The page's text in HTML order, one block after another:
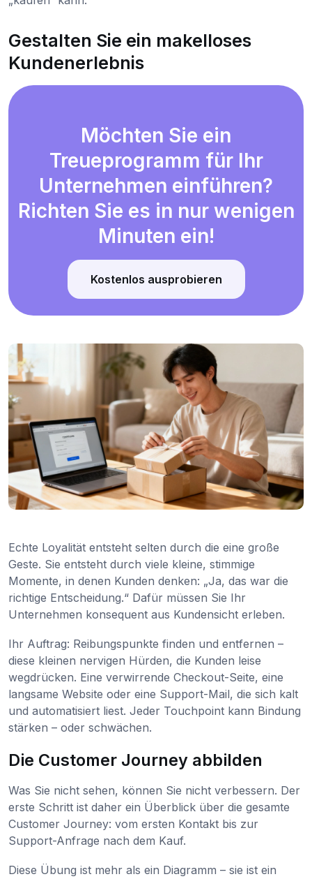
Gestalten Sie ein makelloses
Kundenerlebnis
Möchten Sie ein
Treueprogramm für Ihr
Unternehmen einführen?
Richten Sie es in nur wenigen
Minuten ein!
Kostenlos ausprobieren
Echte Loyalität entsteht selten durch die eine große
Geste. Sie entsteht durch viele kleine, stimmige
Momente, in denen Kunden denken: „Ja, das war die
richtige Entscheidung.“ Dafür müssen Sie Ihr
Unternehmen konsequent aus Kundensicht erleben.
Ihr Auftrag: Reibungspunkte finden und entfernen –
diese kleinen nervigen Hürden, die Kunden leise
wegdrücken. Eine verwirrende Checkout-Seite, eine
langsame Website oder eine Support-Mail, die sich kalt
und automatisiert liest. Jeder Touchpoint kann Bindung
stärken – oder schwächen.
Die Customer Journey abbilden
Was Sie nicht sehen, können Sie nicht verbessern. Der
erste Schritt ist daher ein Überblick über die gesamte
Customer Journey: vom ersten Kontakt bis zur
Support-Anfrage nach dem Kauf.
Diese Übung ist mehr als ein Diagramm – sie ist ein